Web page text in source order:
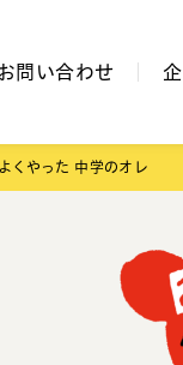
問い合わせ
くやった 中学のオレ